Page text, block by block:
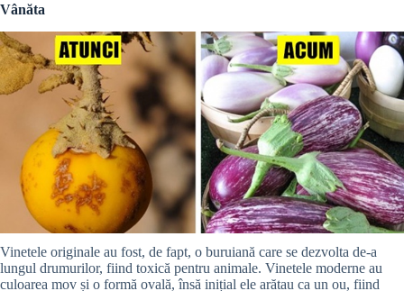
Vânăta
Vinetele originale au fost, de fapt, o buruiană care se dezvolta de-a
lungul drumurilor, fiind toxică pentru animale. Vinetele moderne au
culoarea mov și o formă ovală, însă inițial ele arătau ca un ou, fiind